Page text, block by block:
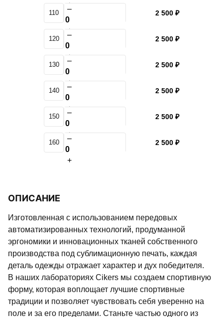
+
110 –
+
2 500 ₽
120 –
+
2 500 ₽
130 –
+
2 500 ₽
140 –
+
2 500 ₽
150 –
+
2 500 ₽
160 –
+
2 500 ₽
ОПИСАНИЕ
Изготовленная с использованием передовых
автоматизированных технологий, продуманной
эргономики и инновационных тканей собственного
производства под сублимационную печать, каждая
деталь одежды отражает характер и дух победителя.
В наших лабораториях Cikers мы создаем спортивную
форму, которая воплощает лучшие спортивные
традиции и позволяет чувствовать себя уверенно на
поле и за его пределами. Станьте частью одного из